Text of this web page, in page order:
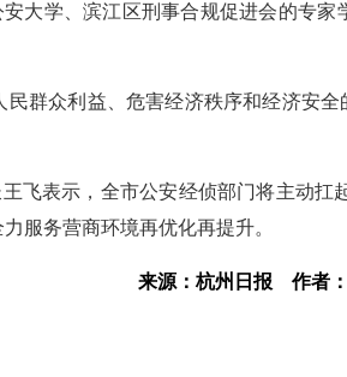
大学、滨江区刑事合规促进会的专家
群众利益、危害经济秩序和经济安全
飞表示，全市公安经侦部门将主动扛
服务营商环境再优化再提升。
来源：杭州日报 作者